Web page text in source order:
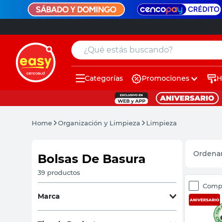
¿Qué estás buscando?
Categorías Promociones
Home Organización y Limpieza Limpieza
Bolsas De Basura
39 productos
Marca
muebles
sillas